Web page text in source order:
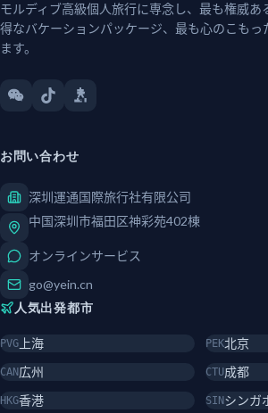
モルディブ高級個人旅行に専念し、最も権威あ
得なバケーションパッケージ、最も心のこもっ
ます。
お問い合わせ
深圳運通国際旅行社有限公司
中国深圳市福田区神彩苑402棟
オンラインサービス
go@yein.cn
人気出発都市
PVG 上海 PEK北京
CAN 広州 CTU成都
HKG香港 SIN シンガ